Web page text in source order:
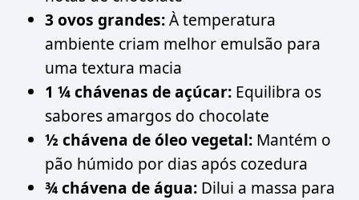
3 ovos grandes:À temperatura
ambiente criam melhor emulsão para
uma textura macia
1 ¼ chávenas de açúcar: Equilibra os
sabores amargos do chocolate
½ chávena de óleo vegetal: Mantém o
pão húmido por dias após cozedura
¾ chávena de água: Dilui a massa para